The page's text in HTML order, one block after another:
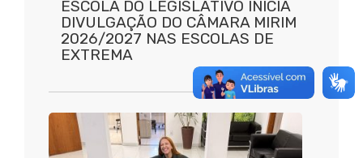
ESCOLA DO LEGISLATIVO INICIA
DIVULGAÇÃO DO CÂMARA MIRIM
2026/2027 NAS ESCOLAS DE
EXTREMA